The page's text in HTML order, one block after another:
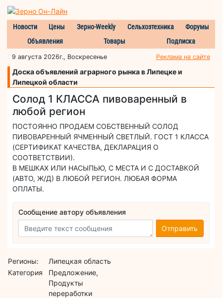
Новости Цены Зерно-Weekly Сельхозтехника
Форумы
Объявления
Товары Подписка
9 августа 2026г., Воскресенье Реклама на сайте
Доска объявлений аграрного рынка в Липецке и
Липецкой области
Солод 1 КЛАССА пивоваренный в
любой регион
ПОСТОЯННО ПРОДАЕМ СОБСТВЕННЫЙ СОЛОД
ПИВОВАРЕННЫЙ ЯЧМЕННЫЙ СВЕТЛЫЙ. ГОСТ 1 КЛАССА
(СЕРТИФИКАТ КАЧЕСТВА, ДЕКЛАРАЦИЯ О
СООТВЕТСТВИИ).
В МЕШКАХ ИЛИ НАСЫПЬЮ, С МЕСТА И С ДОСТАВКОЙ
(АВТО, Ж/Д) В ЛЮБОЙ РЕГИОН. ЛЮБАЯ ФОРМА
ОПЛАТЫ.
Сообщение автору объявления
Отправить
Регионы:
Липецкая область
Категория
Предложение,
Продукты
переработки